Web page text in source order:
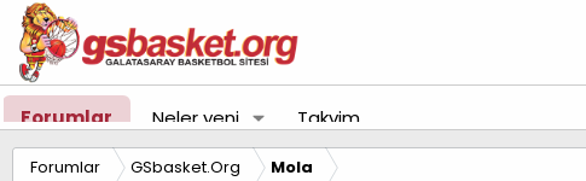
Forumlar Neler yeni Takvim
Forumlar GSbasket.Org Mola